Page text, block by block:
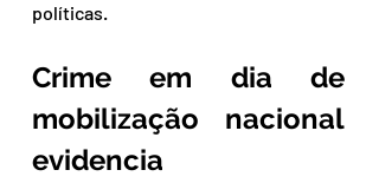
políticas.
Crime em dia de
mobilização nacional
evidencia